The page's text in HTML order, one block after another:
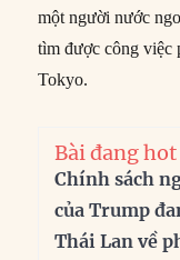
một người nước
tìm được công việc
Tokyo.
Bài đang hot
Chính sách
của Trump
Thái Lan về